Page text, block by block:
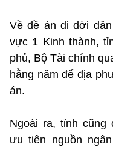
Về đề án di dời
vực 1 Kinh thành,
phủ, Bộ Tài chính
hằng năm để địa
án.
Ngoài ra, tỉnh cũng
ưu tiên nguồn